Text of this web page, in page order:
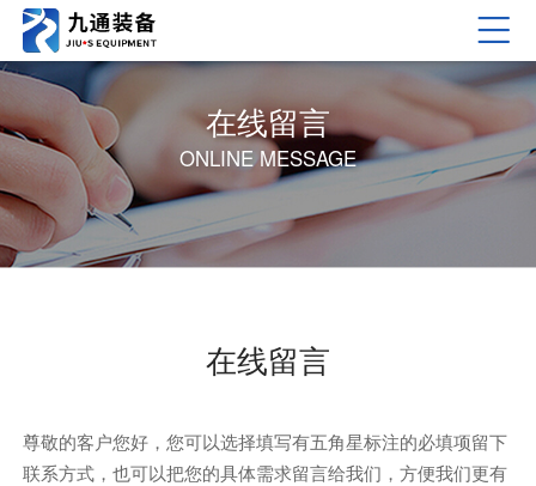
在线留言
ONLINE MESSAGE
在线留言
尊敬的客户您好，您可以选择填写有五角星标注的必填项留下
联系方式，也可以把您的具体需求留言给我们，方便我们更有